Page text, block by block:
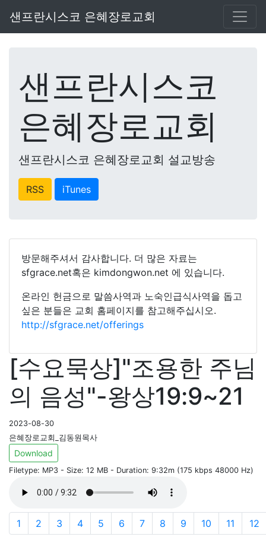
샌프란시스코 은혜장로교회
샌프란시스코
은혜장로교회
샌프란시스코 은혜장로교회 설교방송
RSS iTunes
방문해주셔서 감사합니다. 더 많은 자료는
sfgrace.net혹은 kimdongwon.net 에 있습니다.
온라인 헌금으로 말씀사역과 노숙인급식사역을 돕고
싶은 분들은 교회 홈페이지를 참고해주십시오.
http://sfgrace.net/offerings
[수요묵상]"조용한 주님
의 음성"-왕상19:9~21
2023-08-30
은혜장로교회_김동원목사
Download
Filetype: MP3 - Size: 12 MB - Duration: 9:32m (175 kbps 48000 Hz)
1 2 3 4 5 6 7 8 9 10 11 12